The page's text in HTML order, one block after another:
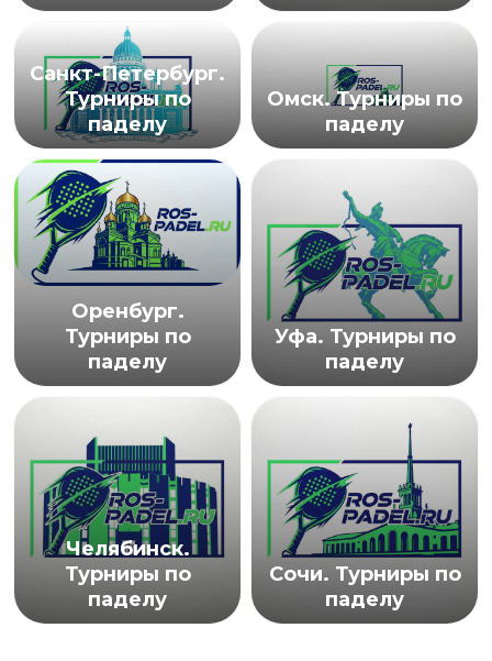
Санкт-Петербург.
Турниры по
паделу
Омск. Турниры по
паделу
Оренбург.
Турниры по
паделу
Уфа. Турниры по
паделу
Челябинск.
Турниры по
паделу
Сочи. Турниры по
паделу